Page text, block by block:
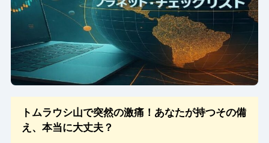
トムラウシ山で突然の激痛！あなたが持つその備
え、本当に大丈夫？